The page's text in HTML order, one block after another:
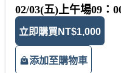
02/03(五)上午場09：
立即購買 NT$1,000
添加至購物車